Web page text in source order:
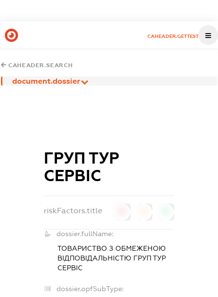
CAHEADER.GETTEST
CAHEADER.SEARCH
document.dossier
ГРУП ТУР
СЕРВІС
riskFactors.title
dossier.fullName:
ТОВАРИСТВО З ОБМЕЖЕНОЮ
ВІДПОВІДАЛЬНІСТЮ ГРУП ТУР
СЕРВІС
dossier.opfSubType: